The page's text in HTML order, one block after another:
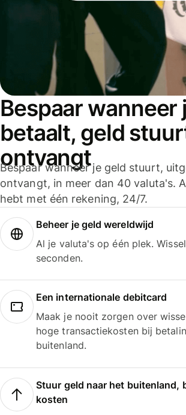
Bespaar wanneer
betaalt, geld
ontvangt
Bespaar wanneer je geld stuurt,
ontvangt, in meer dan 40 valuta's.
hebt met één rekening, 24/7.
Beheer je geld wereldwijd
Al je valuta's op één plek.
seconden.
Een internationale debitcard
Maak je nooit zorgen over
hoge transactiekosten bij
buitenland.
Stuur geld naar het buitenland,
kosten